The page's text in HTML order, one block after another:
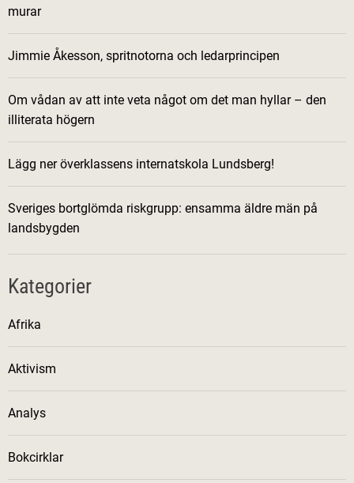
murar
Jimmie Åkesson, spritnotorna och ledarprincipen
Om vådan av att inte veta något om det man hyllar – den
illiterata högern
Lägg ner överklassens internatskola Lundsberg!
Sveriges bortglömda riskgrupp: ensamma äldre män på
landsbygden
Kategorier
Afrika
Aktivism
Analys
Bokcirklar